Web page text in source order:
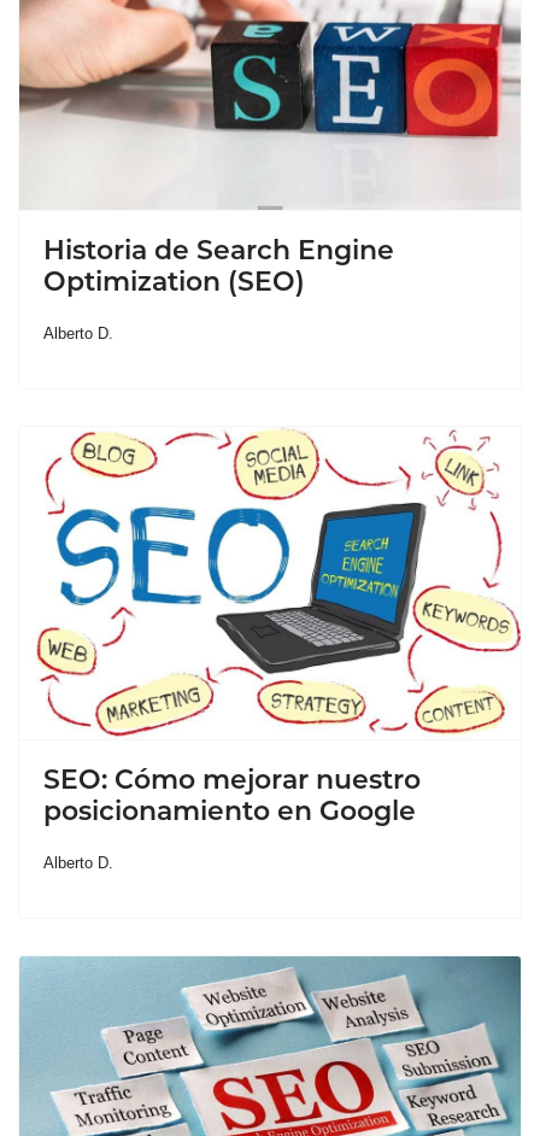
Historia de Search Engine
Optimization (SEO)
Alberto D.
SEO: Cómo mejorar nuestro
posicionamiento en Google
Alberto D.